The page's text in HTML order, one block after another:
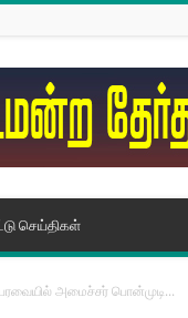
செய்திகள்
அமைச்சர் பொன்முடி...